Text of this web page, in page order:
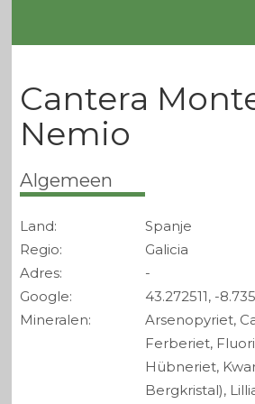
Cantera
Nemio
Algemeen
Land:
Spanje
Regio:
Galicia
Adres:
-
Google:
43.272511, -
Mineralen:
Arsenopyriet,
Ferberiet,
Hübneriet,
Bergkristal),